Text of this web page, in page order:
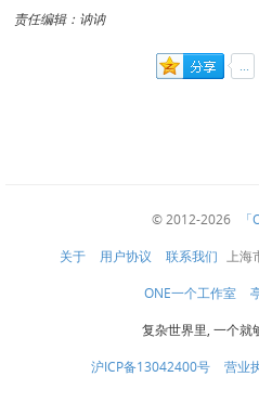
责任编辑：讷讷
© 2012-2026
关于 用户协议 联系我们 上海
ONE一个工作室
复杂世界里, 一个就
沪ICP备13042400号 营业